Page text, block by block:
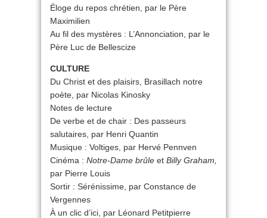
Éloge du repos chrétien, par le Père
Maximilien
Au fil des mystères : L’Annonciation, par le
Père Luc de Bellescize
CULTURE
Du Christ et des plaisirs, Brasillach notre
poète, par Nicolas Kinosky
Notes de lecture
De verbe et de chair : Des passeurs
salutaires, par Henri Quantin
Musique : Voltiges, par Hervé Pennven
Cinéma : Notre-Dame brûle et Billy Graham,
par Pierre Louis
Sortir : Sérénissime, par Constance de
Vergennes
À un clic d’ici, par Léonard Petitpierre